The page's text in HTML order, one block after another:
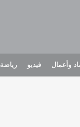
وأعمال فيديو رياضة